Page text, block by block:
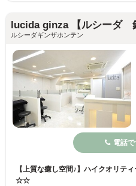
lucida ginza 【ルシーダ
ルシーダギンザホンテン
電話
【上質な癒し空間♪】ハイクオリテ
☆☆